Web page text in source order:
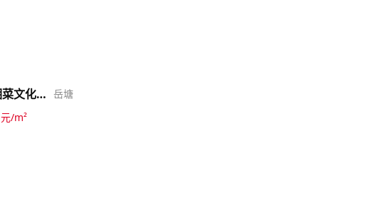
中国湘菜文化博览园 岳塘
元/m²